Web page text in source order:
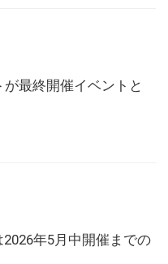
最終開催イベントと
年5月中開催までの